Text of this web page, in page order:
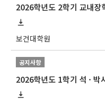
2026학년도 2학기 교내
보건대학원
공지사항